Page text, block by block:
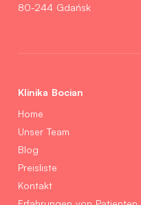
80-244 Gdańsk
Klinika Bocian
Home
Unser Team
Blog
Preisliste
Kontakt